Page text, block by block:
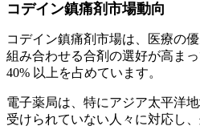
コデイン鎮痛剤市場動向
コデイン鎮痛剤市場は、医療の
組み合わせる合剤の選好が高ま
40% 以上を占めています。
電子薬局は、特にアジア太平洋
受けられていない人々に対応し